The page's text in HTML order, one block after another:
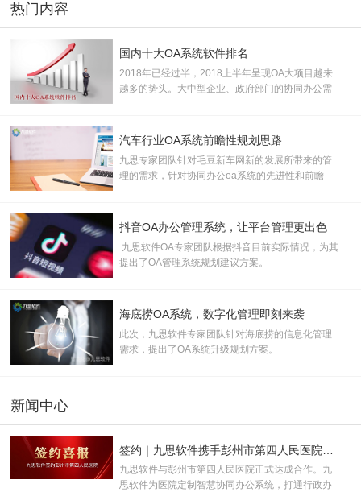
热门内容
国内十大OA系统软件排名
2018年已经过半，2018上半年呈现OA大项目越来
越多的势头。大中型企业、政府部门的协同办公需
大， 产业前景广阔。
汽车行业OA系统前瞻性规划思路
九思专家团队针对毛豆新车网新的发展所带来的管
理的需求，针对协同办公oa系统的先进性和前瞻
抖音OA办公管理系统，让平台管理更出色
九思软件OA专家团队根据抖音目前实际情况，为其
提出了OA管理系统规划建议方案。
海底捞OA系统，数字化管理即刻来袭
此次，九思软件专家团队针对海底捞的信息化管理
需求，提出了OA系统升级规划方案。
新闻中心
九思软件与彭州市第四人民医院正式达成合作。九
思软件为医院定制智慧协同办公系统，打通行政办